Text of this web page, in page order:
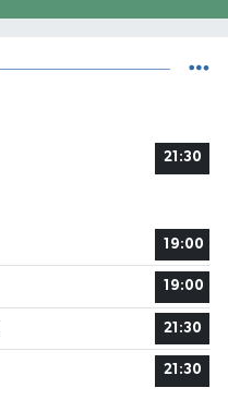
21:30
19:00
19:00
21:30
21:30